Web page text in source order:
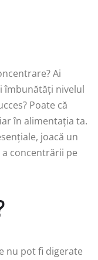
Ai
îmbunătăți nivelul
Poate că
în alimentația ta.
joacă un
concentrării pe
nu pot fi digerate